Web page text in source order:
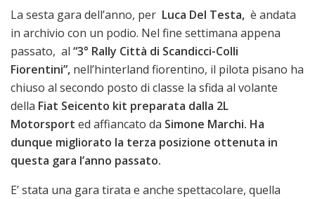
La sesta gara dell’anno, per Luca Del Testa, è andata
in archivio con un podio. Nel fine settimana appena
passato, al “3° Rally Città di Scandicci-Colli
Fiorentini”, nell’hinterland fiorentino, il pilota pisano ha
chiuso al secondo posto di classe la sfida al volante
della Fiat Seicento kit preparata dalla 2L
Motorsport ed affiancato da Simone Marchi. Ha
dunque migliorato la terza posizione ottenuta in
questa gara l’anno passato.
E’ stata una gara tirata e anche spettacolare, quella